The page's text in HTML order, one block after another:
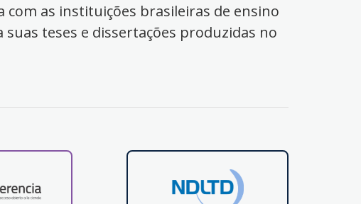
com as instituições brasileiras de ensino
teses e dissertações produzidas no